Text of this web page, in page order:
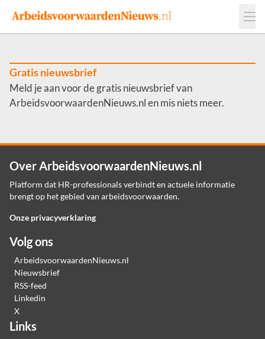
Events
Adverteren
Werkgevers
Contact
Gratis nieuwsbrief
Meld je aan voor de gratis nieuwsbrief van
ArbeidsvoorwaardenNieuws.nl en mis niets meer.
Over ArbeidsvoorwaardenNieuws.nl
Platform dat HR-professionals verbindt en actuele informatie
brengt op het gebied van arbeidsvoorwaarden.
Onze privacyverklaring
Volg ons
ArbeidsvoorwaardenNieuws.nl
Nieuwsbrief
RSS-feed
Linkedin
X
Links